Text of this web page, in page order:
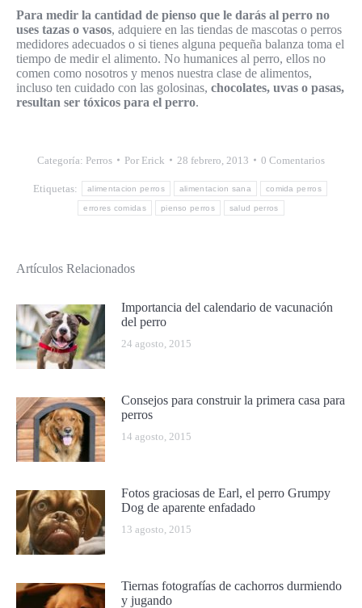
Para medir la cantidad de pienso que le darás al perro no
uses tazas o vasos, adquiere en las tiendas de mascotas o perros
medidores adecuados o si tienes alguna pequeña balanza toma el
tiempo de medir el alimento. No humanices al perro, ellos no
comen como nosotros y menos nuestra clase de alimentos,
incluso ten cuidado con las golosinas, chocolates, uvas o pasas,
resultan ser tóxicos para el perro.
Categoría: Perros Por Erick 28 febrero, 2013 0 Comentarios
Etiquetas: alimentacion perros alimentacion sana comida perros
errores comidas pienso perros salud perros
Artículos Relacionados
Importancia del calendario de vacunación
del perro
24 agosto, 2015
Consejos para construir la primera casa para
perros
14 agosto, 2015
Fotos graciosas de Earl, el perro Grumpy
Dog de aparente enfadado
13 agosto, 2015
Tiernas fotografías de cachorros durmiendo
y jugando